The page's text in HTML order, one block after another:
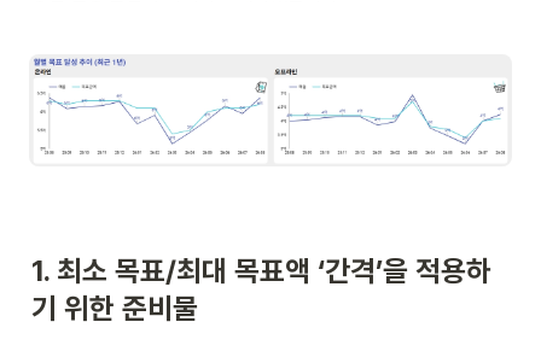
1. 최소 목표/최대 목표액 ‘간격’을 적용하
기 위한 준비물